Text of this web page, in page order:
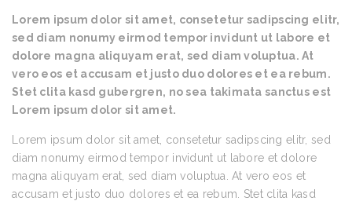
Lorem ipsum dolor sit amet, consetetur sadipscing elitr,
sed diam nonumy eirmod tempor invidunt ut labore et
dolore magna aliquyam erat, sed diam voluptua. At
vero eos et accusam et justo duo dolores et ea rebum.
Stet clita kasd gubergren, no sea takimata sanctus est
Lorem ipsum dolor sit amet.
Lorem ipsum dolor sit amet, consetetur sadipscing elitr, sed
diam nonumy eirmod tempor invidunt ut labore et dolore
magna aliquyam erat, sed diam voluptua. At vero eos et
accusam et justo duo dolores et ea rebum. Stet clita kasd